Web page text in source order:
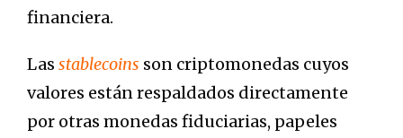
financiera.
Las stablecoins son criptomonedas cuyos
valores están respaldados directamente
por otras monedas fiduciarias, papeles